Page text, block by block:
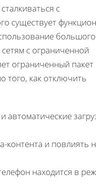
с
существует
большого
с ограниченной
ограниченный пакет
того, как отключить
контента и повлиять
находится в